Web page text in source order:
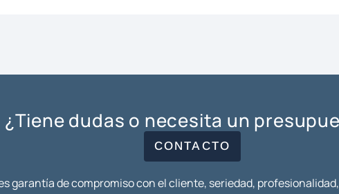
¿Tiene dudas o necesita un
CONTACTO
garantía de compromiso con el cliente, seriedad,